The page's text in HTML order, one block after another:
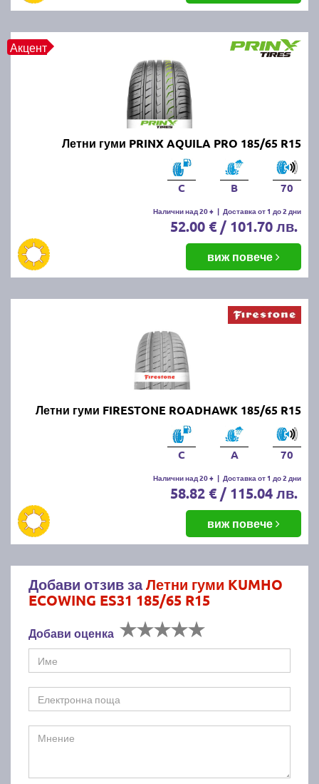
Акцент
Летни гуми PRINX AQUILA PRO 185/65 R15
C B 70
Налични над 20 + | Доставка от 1 до 2 дни
52.00 € / 101.70 лв.
виж повече
Летни гуми FIRESTONE ROADHAWK 185/65 R15
C A 70
Налични над 20 + | Доставка от 1 до 2 дни
58.82 € / 115.04 лв.
виж повече
Добави отзив заЛетни гуми KUMHO
ECOWING ES31 185/65 R15
Добави оценка